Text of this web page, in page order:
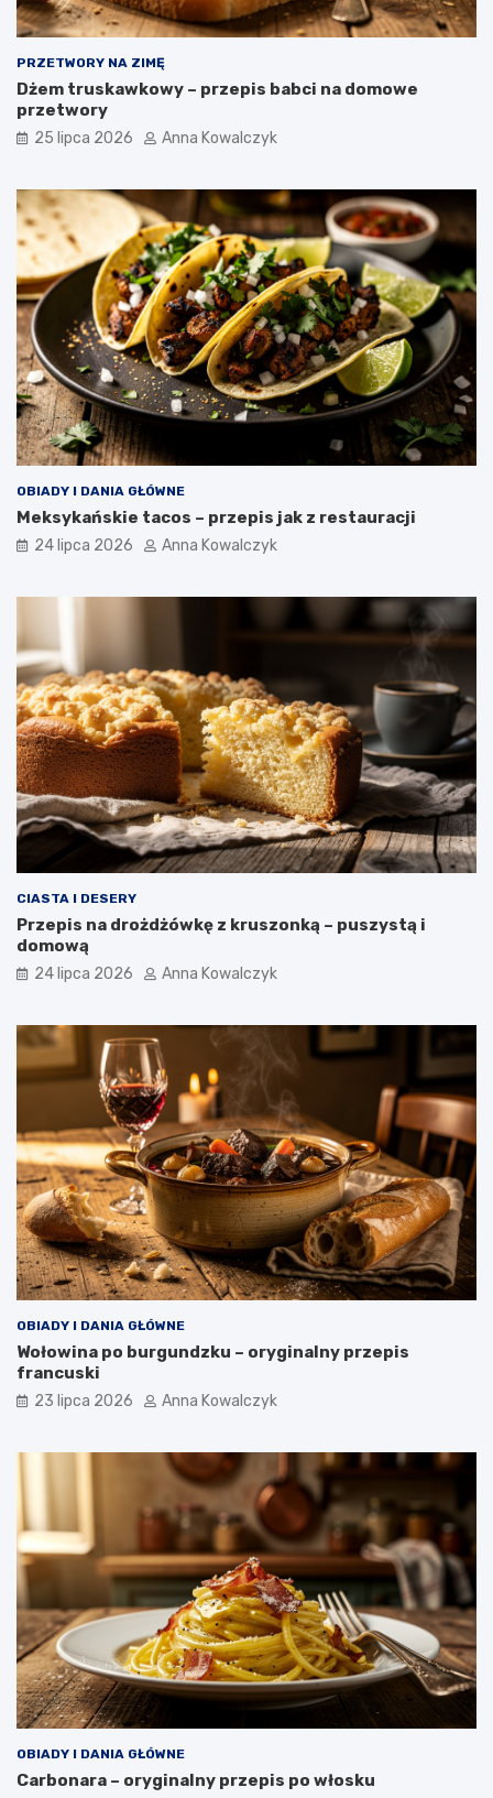
PRZETWORY NA ZIMĘ
Dżem truskawkowy – przepis babci na domowe
przetwory
25 lipca 2026 Anna Kowalczyk
OBIADY I DANIA GŁÓWNE
Meksykańskie tacos – przepis jak z restauracji
24 lipca 2026 Anna Kowalczyk
CIASTA I DESERY
Przepis na drożdżówkę z kruszonką – puszystą i
domową
24 lipca 2026 Anna Kowalczyk
OBIADY I DANIA GŁÓWNE
Wołowina po burgundzku – oryginalny przepis
francuski
23 lipca 2026 Anna Kowalczyk
OBIADY I DANIA GŁÓWNE
Carbonara – oryginalny przepis po włosku